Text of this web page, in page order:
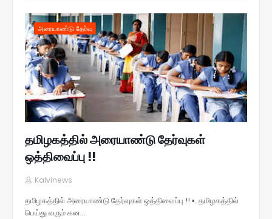
அரையாண்டு தேர்வு
தமிழகத்தில் அரையாண்டு தேர்வுகள்
ஒத்திவைப்பு !!
Kalvinews
தமிழகத்தில் அரையாண்டு தேர்வுகள் ஒத்திவைப்பு !! ▪️. தமிழகத்தில்
பெய்து வரும் கன…